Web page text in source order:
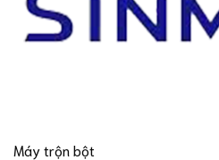
Máy trộn bột